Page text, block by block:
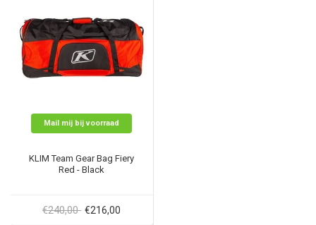
Mail mij bij voorraad
KLIM Team Gear Bag Fiery
Red - Black
€240,00 €216,00